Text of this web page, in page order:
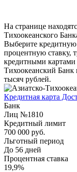
На странице
Тихоокеанского
Выберите кредитную
процентную ставку,
кредитными картами
Тихоокеанский Банк
тысяч рублей.
Кредитная карта
Банк
Лиц №1810
Кредитный лимит
700 000 руб.
Льготный период
До 56 дней
Процентная ставка
19,9%